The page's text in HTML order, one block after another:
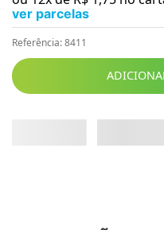
ver parcelas
Referência:8411